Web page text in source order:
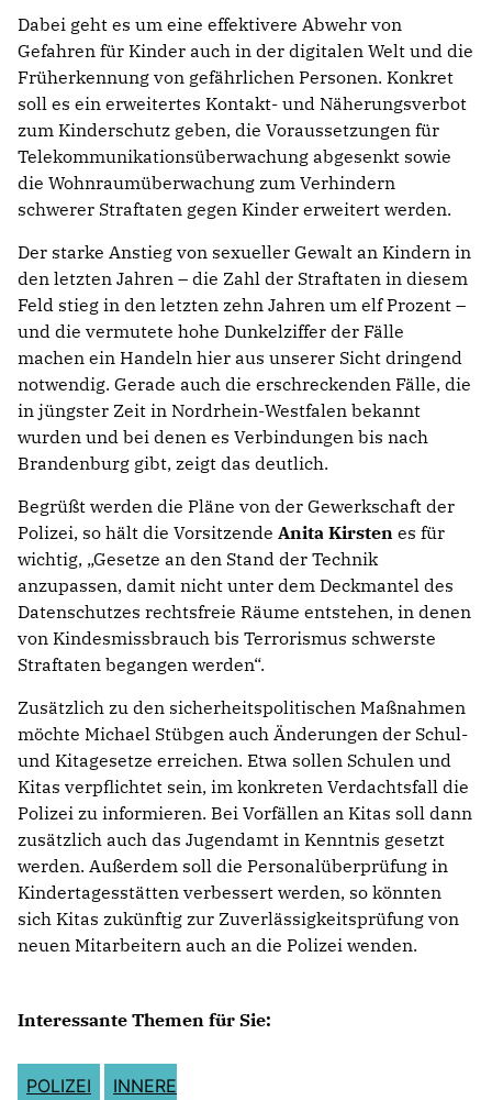
Mitglied werden
Dabei geht es um eine effektivere Abwehr von
Gefahren für Kinder auch in der digitalen Welt und die
Früherkennung von gefährlichen Personen. Konkret
soll es ein erweitertes Kontakt- und Näherungsverbot
zum Kinderschutz geben, die Voraussetzungen für
Telekommunikationsüberwachung abgesenkt sowie
die Wohnraumüberwachung zum Verhindern
schwerer Straftaten gegen Kinder erweitert werden.
Der starke Anstieg von sexueller Gewalt an Kindern in
den letzten Jahren – die Zahl der Straftaten in diesem
Feld stieg in den letzten zehn Jahren um elf Prozent –
und die vermutete hohe Dunkelziffer der Fälle
machen ein Handeln hier aus unserer Sicht dringend
notwendig. Gerade auch die erschreckenden Fälle, die
in jüngster Zeit in Nordrhein-Westfalen bekannt
wurden und bei denen es Verbindungen bis nach
Brandenburg gibt, zeigt das deutlich.
Begrüßt werden die Pläne von der Gewerkschaft der
Polizei, so hält die Vorsitzende Anita Kirsten es für
wichtig, „Gesetze an den Stand der Technik
anzupassen, damit nicht unter dem Deckmantel des
Datenschutzes rechtsfreie Räume entstehen, in denen
von Kindesmissbrauch bis Terrorismus schwerste
Straftaten begangen werden“.
Zusätzlich zu den sicherheitspolitischen Maßnahmen
möchte Michael Stübgen auch Änderungen der Schul-
und Kitagesetze erreichen. Etwa sollen Schulen und
Kitas verpflichtet sein, im konkreten Verdachtsfall die
Polizei zu informieren. Bei Vorfällen an Kitas soll dann
zusätzlich auch das Jugendamt in Kenntnis gesetzt
werden. Außerdem soll die Personalüberprüfung in
Kindertagesstätten verbessert werden, so könnten
sich Kitas zukünftig zur Zuverlässigkeitsprüfung von
neuen Mitarbeitern auch an die Polizei wenden.
Interessante Themen für Sie:
POLIZEI INNERE